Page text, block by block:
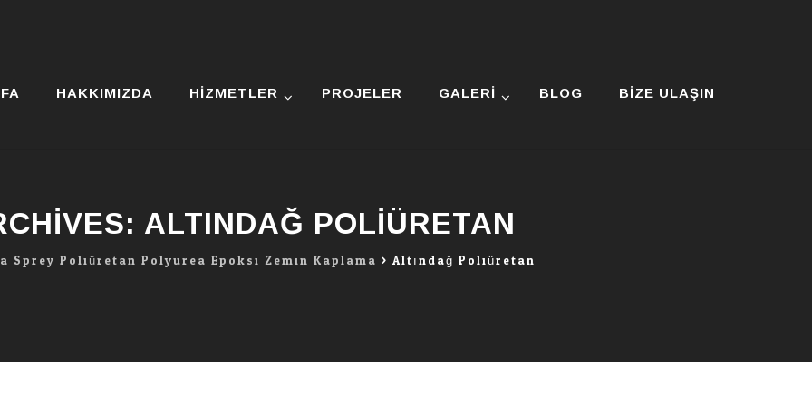
HAKKIMIZDA HIZMETLER PROJELER GALERI BLOG BIZE ULAŞIN
ALTINDAĞ POLIÜRETAN
Sprey Poliüretan Polyurea Epoksi Zemin Kaplama > Altındağ Poliüretan